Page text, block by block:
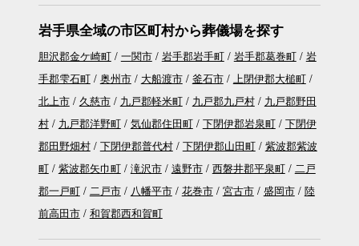
岩手県全域の市区町村から葬儀場を探す
胆沢郡金ケ崎町 一関市 岩手郡岩手町 岩手郡葛巻町
岩
手郡雫石町
奥州市 大船渡市 釜石市
上閉伊郡大槌町
北上市
久慈市 九戸郡軽米町 九戸郡九戸村
九戸郡野田
村
九戸郡洋野町 気仙郡住田町 下閉伊郡岩泉町
下閉伊
郡田野畑村
下閉伊郡普代村 下閉伊郡山田町
紫波郡紫波
町
紫波郡矢巾町 滝沢市 遠野市 西磐井郡平泉町
二戸
郡一戸町
二戸市 八幡平市 花巻市 宮古市 盛岡市
陸
前高田市
和賀郡西和賀町